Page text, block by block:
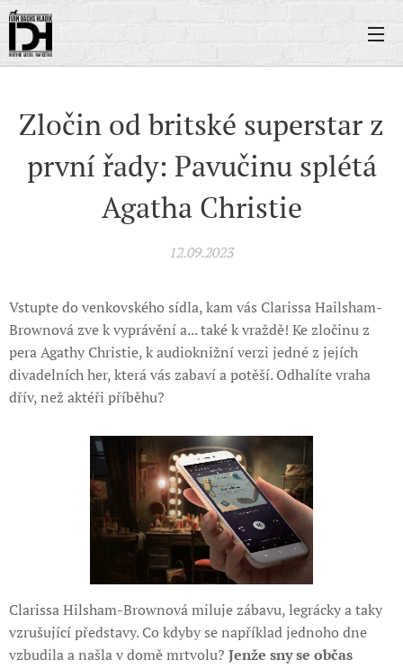
Zločin od britské superstar z
první řady: Pavučinu splétá
Agatha Christie
12.09.2023
Vstupte do venkovského sídla, kam vás Clarissa Hailsham-
Brownová zve k vyprávění a... také k vraždě! Ke zločinu z
pera Agathy Christie, k audioknižní verzi jedné z jejích
divadelních her, která vás zabaví a potěší. Odhalíte vraha
dřív, než aktéři příběhu?
Clarissa Hilsham-Brownová miluje zábavu, legrácky a taky
vzrušující představy. Co kdyby se například jednoho dne
vzbudila a našla v domě mrtvolu? Jenže sny se občas